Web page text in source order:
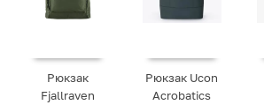
Рюкзак
Fjallraven
Рюкзак Ucon
Acrobatics